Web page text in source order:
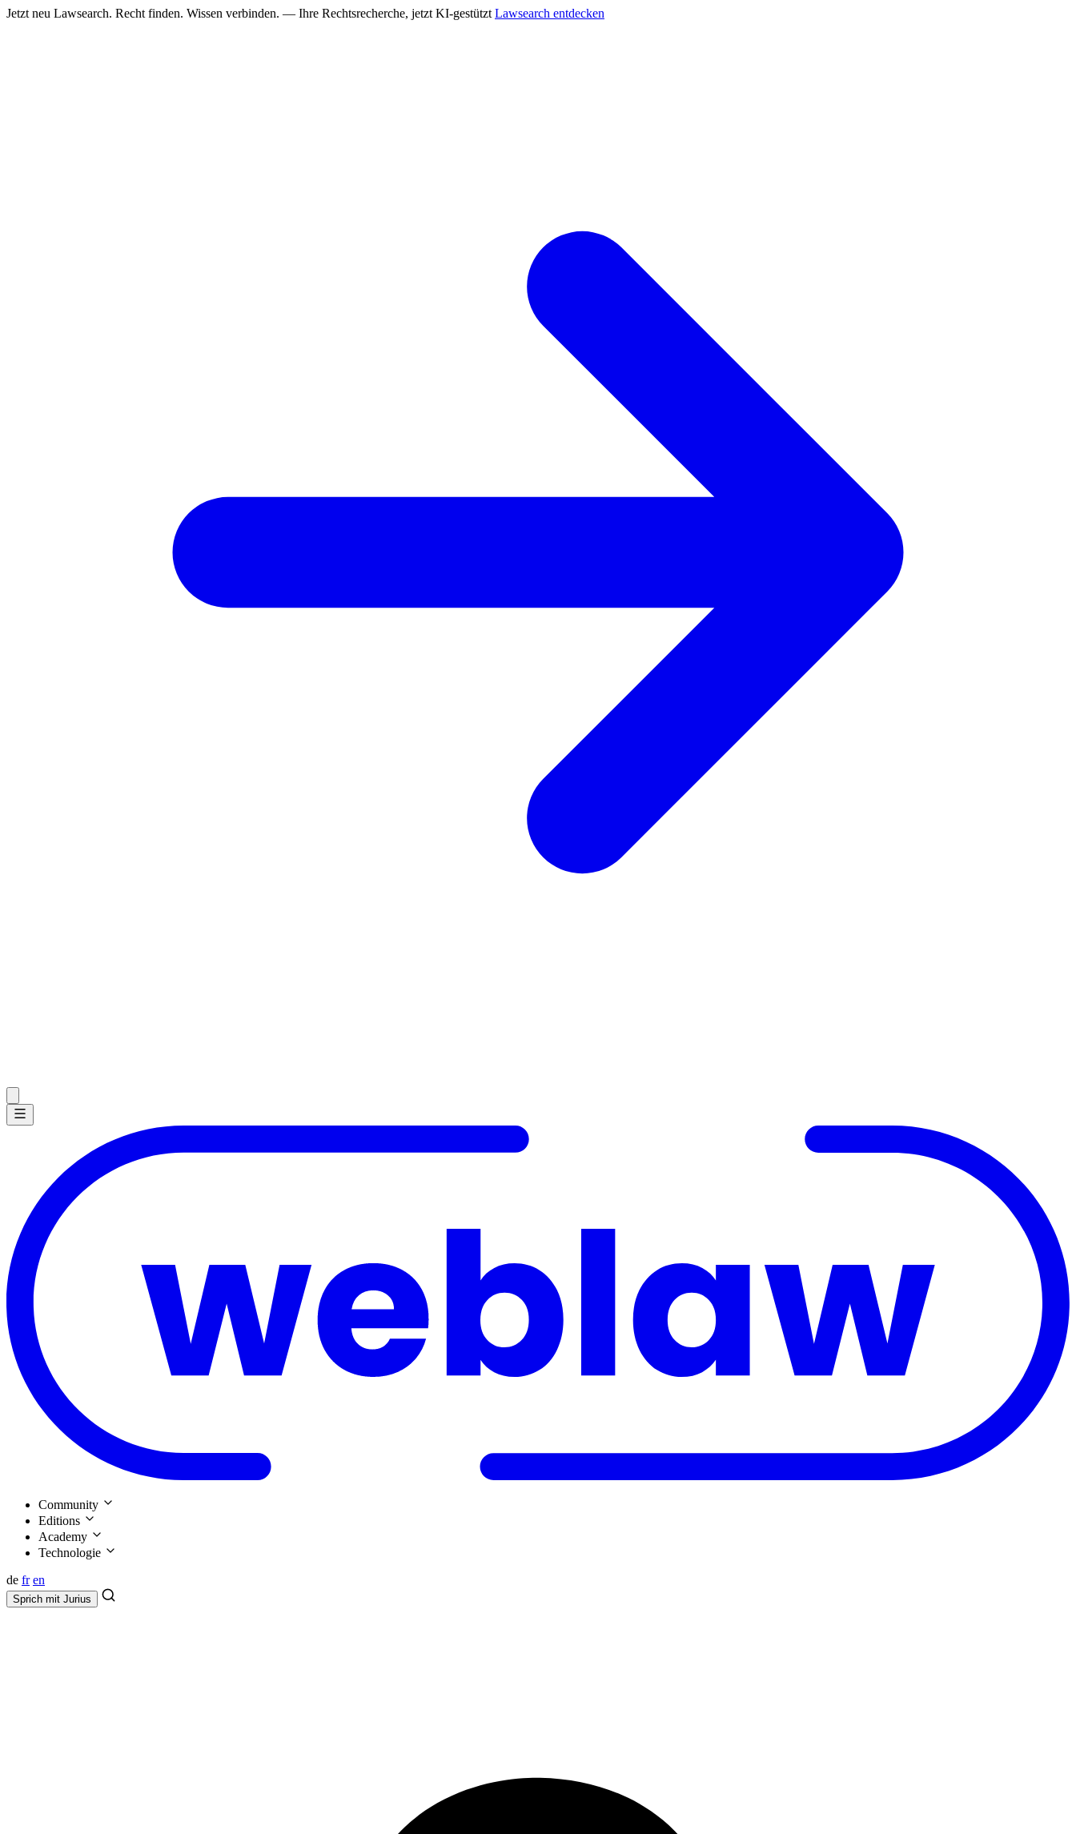
Jetzt neu Lawsearch. Recht finden. Wissen verbinden. — Ihre Rechtsrecherche, jetzt KI-gestützt Lawsearch entdecken
Community
Editions
Academy
Technologie
de fr en
Sprich mit Jurius